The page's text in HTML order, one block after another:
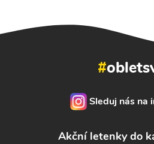
#
Sleduj nás na
Akční letenky do